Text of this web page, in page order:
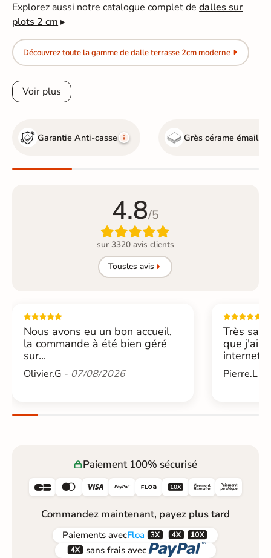
Explorez aussi notre catalogue complet dedalles sur
plots 2 cm ▸
Découvrez toute la gamme de dalle terrasse 2cm moderne
Voir plus
Garantie Anti-casse Grès cérame émaillé
4.8/5

sur 3320 avis clients
Tousles avis
Nous avons eu un bon accueil,
la commande à été bien géré
sur...
Olivier.G - 07/08/2026
Très
que j'ai
internet....
Pierre.L -
Paiement 100% sécurisé
     
Commandez maintenant, payez plus tard
Paiements avecFloa  
 sans frais avec 